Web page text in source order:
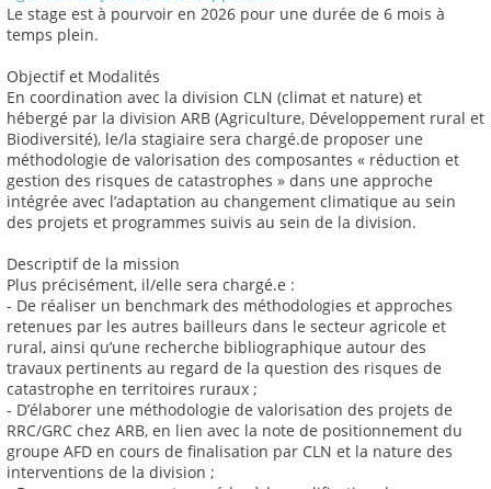
Le stage est à pourvoir en 2026 pour une durée de 6 mois à
temps plein.
Objectif et Modalités
En coordination avec la division CLN (climat et nature) et
hébergé par la division ARB (Agriculture, Développement rural et
Biodiversité), le/la stagiaire sera chargé.de proposer une
méthodologie de valorisation des composantes « réduction et
gestion des risques de catastrophes » dans une approche
intégrée avec l’adaptation au changement climatique au sein
des projets et programmes suivis au sein de la division.
Descriptif de la mission
Plus précisément, il/elle sera chargé.e :
- De réaliser un benchmark des méthodologies et approches
retenues par les autres bailleurs dans le secteur agricole et
rural, ainsi qu’une recherche bibliographique autour des
travaux pertinents au regard de la question des risques de
catastrophe en territoires ruraux ;
- D’élaborer une méthodologie de valorisation des projets de
RRC/GRC chez ARB, en lien avec la note de positionnement du
groupe AFD en cours de finalisation par CLN et la nature des
interventions de la division ;